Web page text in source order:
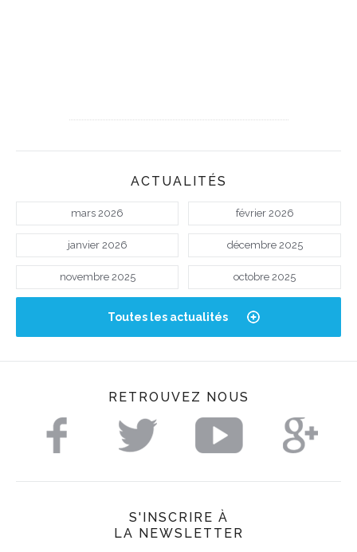
ACTUALITÉS
mars 2026 février 2026
janvier 2026 décembre 2025
novembre 2025 octobre 2025
Toutes les actualités
RETROUVEZ NOUS
S'INSCRIRE À
LA NEWSLETTER